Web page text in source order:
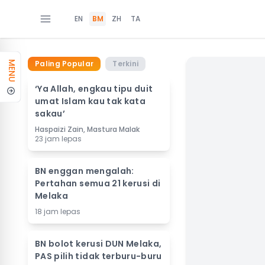
EN BM ZH TA
MENU Paling Popular Terkini
‘Ya Allah, engkau tipu duit
umat Islam kau tak kata
sakau’
Haspaizi Zain, Mastura Malak
23 jam lepas
BN enggan mengalah:
Pertahan semua 21 kerusi di
Melaka
18 jam lepas
BN bolot kerusi DUN Melaka,
PAS pilih tidak terburu-buru